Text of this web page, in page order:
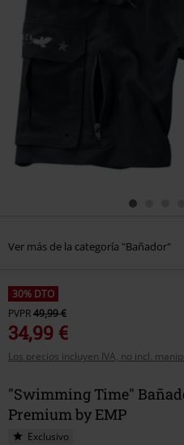
Ver más de la categoría "Bañador"
30% DTO
PVPR49,99 €
34,99 €
Los precios incluyen IVA, no incl.
"Swimming Time"
Premium by EMP
Exclusivo